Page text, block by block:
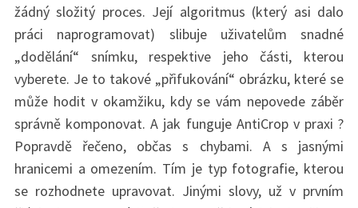
žádný složitý proces. Její algoritmus (který asi dalo
práci naprogramovat) slibuje uživatelům snadné
„dodělání“ snímku, respektive jeho části, kterou
vyberete. Je to takové „přifukování“ obrázku, které se
může hodit v okamžiku, kdy se vám nepovede záběr
správně komponovat. A jak funguje AntiCrop v praxi ?
Popravdě řečeno, občas s chybami. A s jasnými
hranicemi a omezením. Tím je typ fotografie, kterou
se rozhodnete upravovat. Jinými slovy, už v prvním